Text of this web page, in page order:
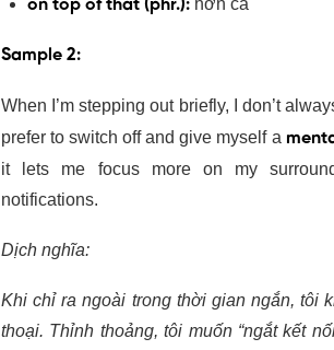
then, I prefer to switch off and give
going without it lets me focus more on
checking notifications.
điện thoại. Thỉnh thoảng, tôi muốn
những việc vặt nhanh, việc không